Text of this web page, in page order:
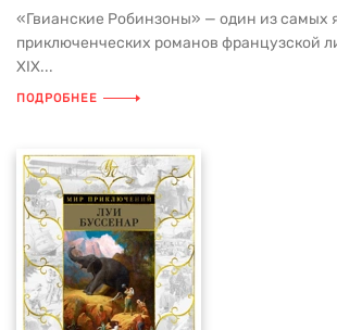
«Гвианские Робинзоны» — один из самых
приключенческих романов французской
XIX...
ПОДРОБНЕЕ